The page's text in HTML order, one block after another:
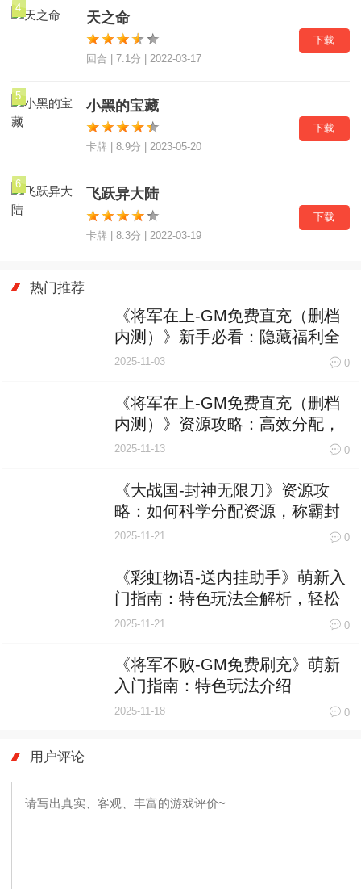
4
天之命
回合 | 7.1分 | 2022-03-17
下载
5
小黑的宝藏
卡牌 | 8.9分 | 2023-05-20
下载
6
飞跃异大陆
卡牌 | 8.3分 | 2022-03-19
下载
热门推荐
《将军在上-GM免费直充（删档
内测）》新手必看：隐藏福利全
揭秘，轻松开局赢在起跑线！
2025-11-03 0
《将军在上-GM免费直充（删档
内测）》资源攻略：高效分配，
赢在起跑线！
2025-11-13 0
《大战国-封神无限刀》资源攻
略：如何科学分配资源，称霸封
神战场
2025-11-21 0
《彩虹物语-送内挂助手》萌新入
门指南：特色玩法全解析，轻松
玩转奇幻世界！
2025-11-21 0
《将军不败-GM免费刷充》萌新
入门指南：特色玩法介绍
2025-11-18 0
用户评论